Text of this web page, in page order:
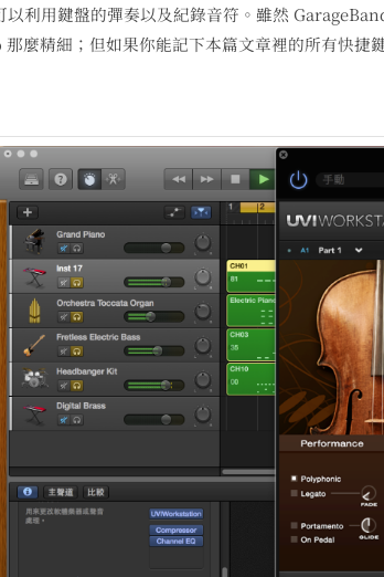
以利用鍵盤的彈奏以及紀錄音符。雖然
那麼精細；但如果你能記下本篇文章裡的所有快捷